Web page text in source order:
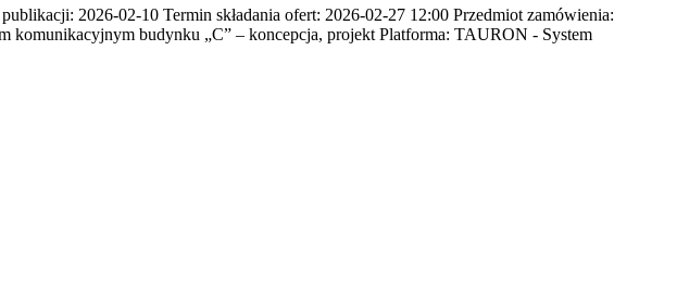
2026-02-10 Termin składania ofert: 2026-02-27 12:00 Przedmiot zamówienia:
komunikacyjnym budynku „C” – koncepcja, projekt Platforma: TAURON - System